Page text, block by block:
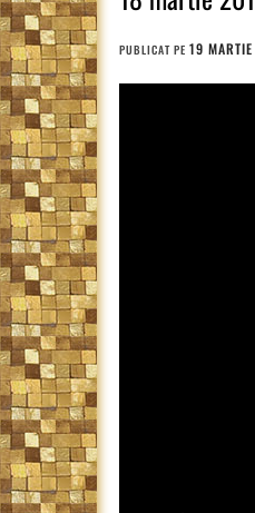
PUBLICAT PE 19